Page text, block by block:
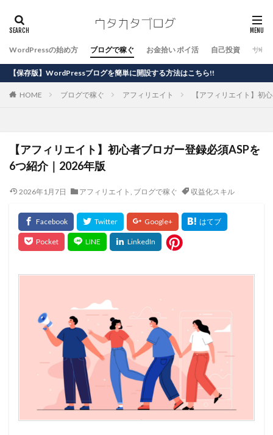
WordPressの始め方 ブログで稼ぐ お金拾い ポイ活 自己投資 サイ
ブログを簡単に開設する方法はこちら!!
HOME ブログで稼ぐ アフィリエイト 【アフィリエイト】初
【アフィリエイト】初心者ブロガー登録必須ASPを
6つ紹介｜2026年版
2026年1月7日 アフィリエイト , ブログで稼ぐ 収益化スキル